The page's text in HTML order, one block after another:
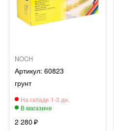
NOCH
60823
грунт
2 280